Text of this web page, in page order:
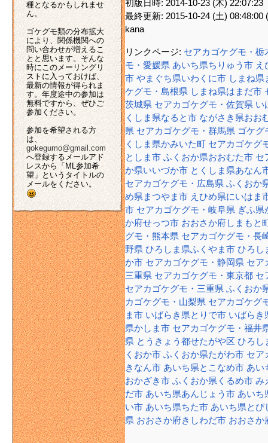
種となるかもしれませ
ん。
ゴケグモ類の分布拡大
により、関係機関への
問い合わせが増えるこ
とと思います。そんな
時にこのメーリングリ
ストに入っておけば、
最新の情報が得られま
す。年度途中の参加は
無料ですから、ぜひご
参加ください。
参加を希望される方
は、
gokegumo@gmail.com
へ登録するメールアド
レスから「ML参加希
望」というタイトルの
メールをください。
初版日時: 2014-10-23 (木) 22:07:23
最終更新: 2015-10-24 (土) 08:48:00
kana
リンクページ: セアカゴケグモ・栃
モ・愛媛県 あいち県ちりゅう市 え
市 やまぐち県いわくに市 しまね県
ケグモ・島根県 しまね県はまだ市
茨城県 セアカゴケグモ・佐賀県 い
くしま県なると市 ながさき県おお
県 セアカゴケグモ・群馬県 ゴケグ
くしま県かみいた町 セアカゴケグ
としま市 ふくおか県おおむた市 セ
か県いいづか市 とくしま県あなん
セアカゴケグモ・広島県 ふくおか
め県まつやま市 えひめ県にいはま
市 セアカゴケグモ・岐阜県 ぎふ県
か府せっつ市 おおさか府しまもと
グモ・熊本県 セアカゴケグモ・長
野県 ひろしま県ふくやま市 ひろし
か市 セアカゴケグモ・静岡県 セア
三重県 セアカゴケグモ・東京都 セ
セアカゴケグモ・三重県 ふくおか
カゴケグモ・山梨県 セアカゴケグ
ま市 いばらき県とりで市 いばらき
県かしま市 セアカゴケグモ・福井
県 とうきょう都せたがや区 ひろし
くおか市 ふくおか県たがわ市 セア
きなん市 あいち県とこなめ市 あい
おかざき市 ふくおか県くるめ市 み
だ市 あいち県あんじょう市 あいち
い市 あいち県ちた市 あいち県とび
県 おおさか府きしわだ市 おおさか